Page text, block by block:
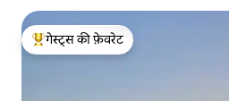
गेस्ट्स का टॉप फ़ेवरेट
गेस्ट्स की फ़ेवरेट